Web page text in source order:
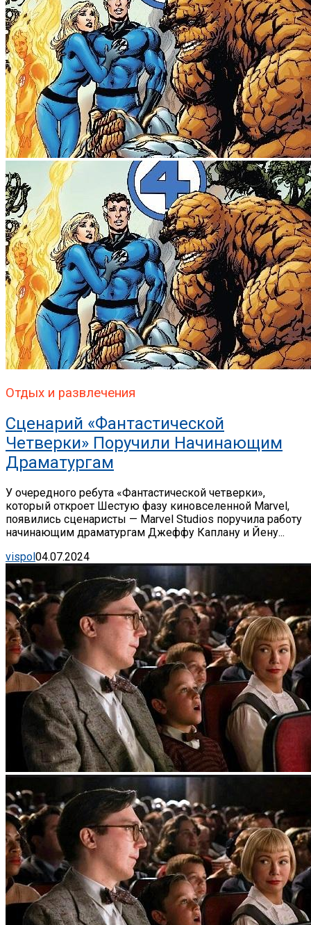
Отдых и развлечения
Сценарий «Фантастической
Четверки» Поручили Начинающим
Драматургам
У очередного ребута «Фантастической четверки»,
который откроет Шестую фазу киновселенной Marvel,
появились сценаристы — Marvel Studios поручила работу
начинающим драматургам Джеффу Каплану и Йену...
vispol 04.07.2024